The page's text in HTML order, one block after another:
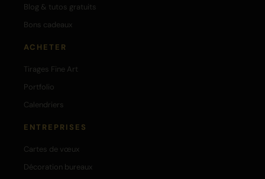
Blog & tutos gratuits
Bons cadeaux
ACHETER
Tirages Fine Art
Portfolio
Calendriers
ENTREPRISES
Cartes de vœux
Décoration bureaux